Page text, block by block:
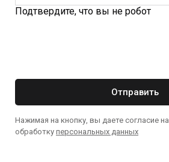
Подтвердите, что вы не робот
Отправить
Нажимая на кнопку, вы даете согласие на
обработку персональных данных